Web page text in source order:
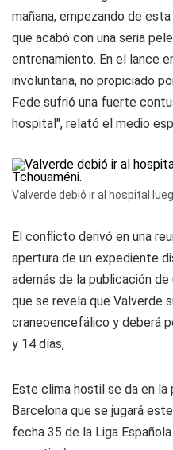
mañana, empezando de
que acabó con una seria
entrenamiento. En el lance
involuntaria, no propiciado
Fede sufrió una fuerte
hospital", relató el medio
Valverde debió ir al hospital
El conflicto derivó en una
apertura de un expediente
además de la publicación
que se revela que Valverde
craneoencefálico y deberá
y 14 días,
Este clima hostil se da en
Barcelona que se jugará
fecha 35 de la Liga